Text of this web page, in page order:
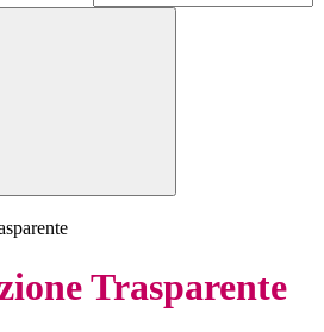
Trasparente